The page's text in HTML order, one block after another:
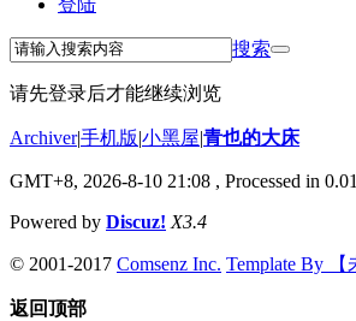
搜索
请先登录后才能继续浏览
Archiver|手机版|小黑屋|青也的大床
GMT+8, 2026-8-10 21:08 , Processed in
Powered by Discuz! X3.4
© 2001-2017 Comsenz Inc. Template By
返回顶部